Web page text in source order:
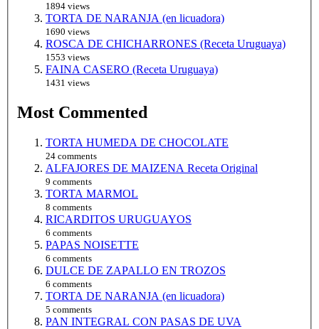
1894 views
TORTA DE NARANJA (en licuadora)
1690 views
ROSCA DE CHICHARRONES (Receta Uruguaya)
1553 views
FAINA CASERO (Receta Uruguaya)
1431 views
Most Commented
TORTA HUMEDA DE CHOCOLATE
24 comments
ALFAJORES DE MAIZENA Receta Original
9 comments
TORTA MARMOL
8 comments
RICARDITOS URUGUAYOS
6 comments
PAPAS NOISETTE
6 comments
DULCE DE ZAPALLO EN TROZOS
6 comments
TORTA DE NARANJA (en licuadora)
5 comments
PAN INTEGRAL CON PASAS DE UVA